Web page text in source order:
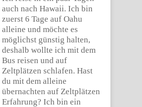
auch nach Hawaii. Ich bin
zuerst 6 Tage auf Oahu
alleine und möchte es
möglichst günstig halten,
deshalb wollte ich mit dem
Bus reisen und auf
Zeltplätzen schlafen. Hast
du mit dem alleine
übernachten auf Zeltplätzen
Erfahrung? Ich bin ein